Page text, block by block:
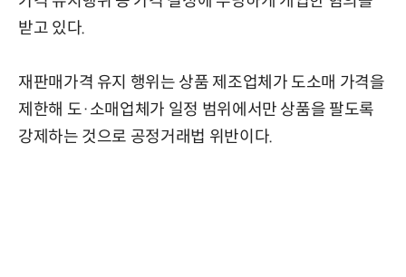
받고 있다.
재판매가격 유지 행위는 상품 제조업체가 도소매 가격을
제한해 도·소매업체가 일정 범위에서만 상품을 팔도록
강제하는 것으로 공정거래법 위반이다.